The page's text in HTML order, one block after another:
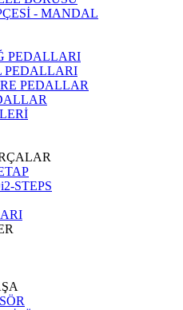
- MANDAL
PEDALLARI
PEDALLARI
PEDALLAR
STEPS